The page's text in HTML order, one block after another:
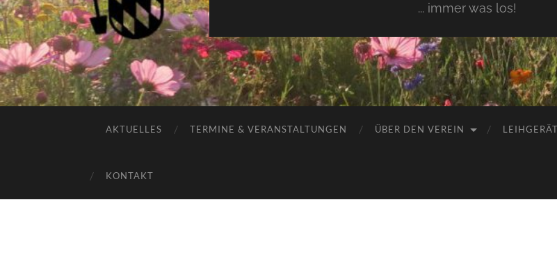
... immer was los!
AKTUELLES TERMINE & VERANSTALTUNGEN ÜBER DEN VEREIN
KONTAKT